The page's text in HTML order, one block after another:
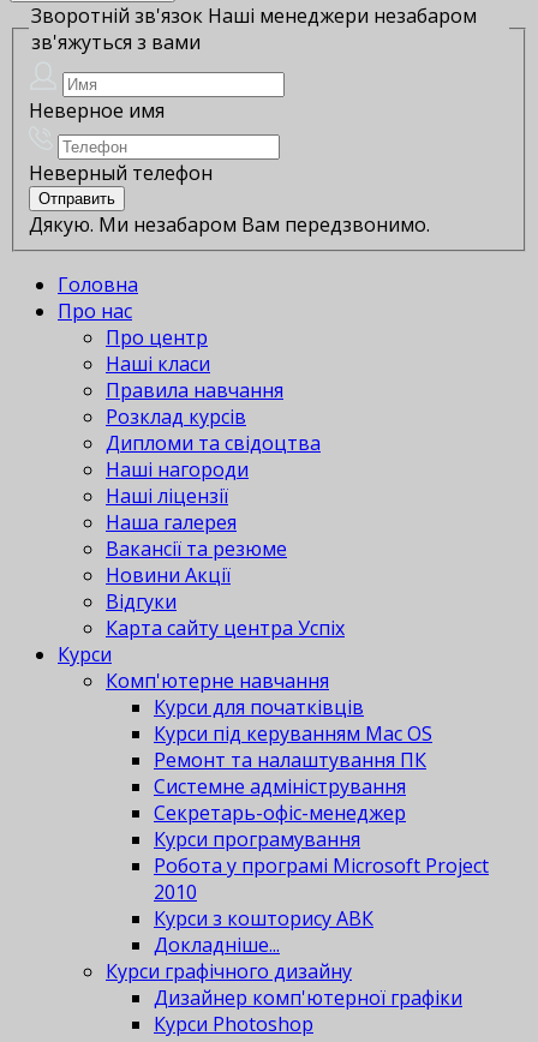
Зворотній зв'язок Наші менеджери незабаром
зв'яжуться з вами
Неверное имя
Неверный телефон
Дякую. Ми незабаром Вам передзвонимо.
Головна
Про нас
Про центр
Наші класи
Правила навчання
Розклад курсів
Дипломи та свідоцтва
Наші нагороди
Наші ліцензії
Наша галерея
Вакансії та резюме
Новини Акції
Відгуки
Карта сайту центра Успіх
Курси
Комп'ютерне навчання
Курси для початківців
Курси під керуванням Mac OS
Ремонт та налаштування ПК
Системне адміністрування
Секретарь-офіс-менеджер
Курси програмування
Робота у програмі Microsoft Project
2010
Курси з кошторису АВК
Докладніше...
Курси графічного дизайну
Дизайнер комп'ютерної графіки
Курси Photoshop